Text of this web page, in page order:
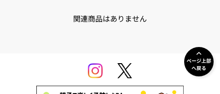
関連商品はありません
ページ上部
へ戻る